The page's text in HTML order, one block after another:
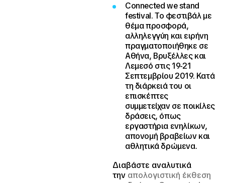
Connected we stand
festival. Το φεστιβάλ με
θέμα προσφορά,
αλληλεγγύη και ειρήνη
πραγματοποιήθηκε σε
Αθήνα, Βρυξέλλες και
Λεμεσό στις 19-21
Σεπτεμβρίου 2019. Κατά
τη διάρκειά του οι
επισκέπτες
συμμετείχαν σε ποικίλες
δράσεις, όπως
εργαστήρια ενηλίκων,
απονομή βραβείων και
αθλητικά δρώμενα.
Διαβάστε αναλυτικά
την απολογιστική έκθεση